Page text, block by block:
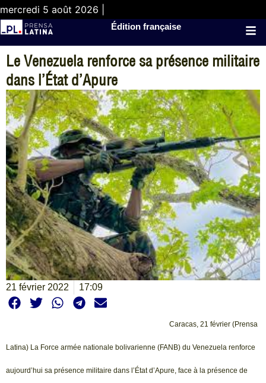
mercredi 5 août 2026 |
Édition française
Le Venezuela renforce sa présence militaire
dans l’État d’Apure
21 février 2022 17:09
Caracas, 21 février (Prensa
Latina) La Force armée nationale bolivarienne (FANB) du Venezuela renforce
aujourd’hui sa présence militaire dans l’État d’Apure, face à la présence de